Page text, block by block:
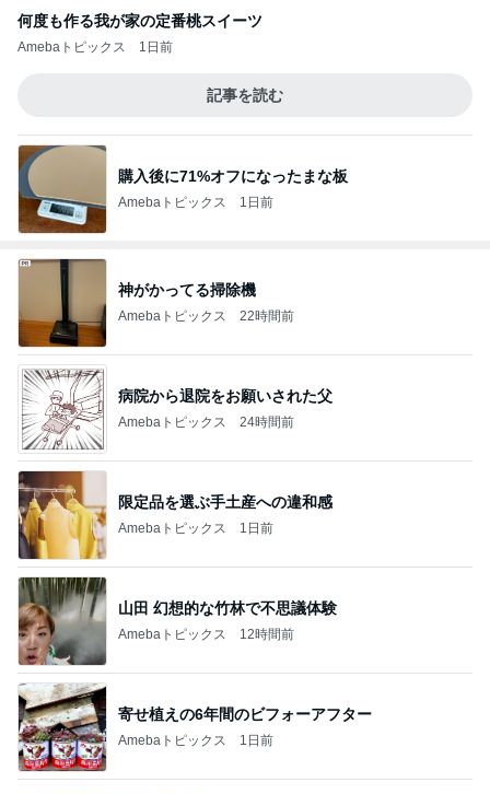
何度も作る我が家の定番桃スイーツ
Amebaトピックス 1日前
記事を読む
購入後に71%オフになったまな板
Amebaトピックス 1日前
神がかってる掃除機
Amebaトピックス 22時間前
病院から退院をお願いされた父
Amebaトピックス 24時間前
限定品を選ぶ手土産への違和感
Amebaトピックス 1日前
山田 幻想的な竹林で不思議体験
Amebaトピックス 12時間前
寄せ植えの6年間のビフォーアフター
Amebaトピックス 1日前